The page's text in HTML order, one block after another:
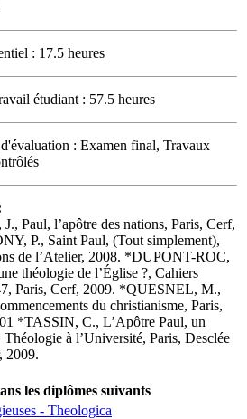
: 17.5 heures
étudiant : 57.5 heures
: Examen final, Travaux
Paul, l’apôtre des nations, Paris, Cerf,
P., Saint Paul, (Tout simplement),
de l’Atelier, 2008. *DUPONT-ROC,
théologie de l’Église ?, Cahiers
Paris, Cerf, 2009. *QUESNEL, M.,
du christianisme, Paris,
*TASSIN, C., L’Apôtre Paul, un
à l’Université, Paris, Desclée
2009.
les diplômes suivants
- Theologica